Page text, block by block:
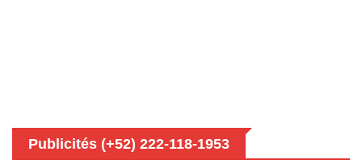
Publicités (+52) 222-118-1953